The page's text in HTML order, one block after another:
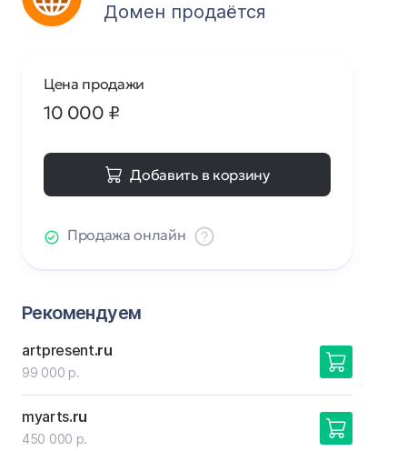
Домен продаётся
Цена продажи
10 000 ₽
Добавить в корзину
Продажа онлайн
Рекомендуем
artpresent.ru
99 000 р.
myarts.ru
450 000 р.